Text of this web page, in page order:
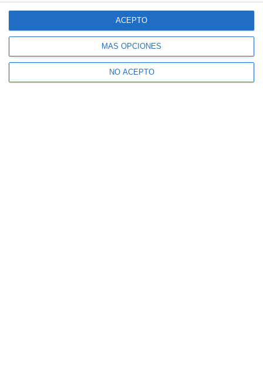
MÁS OPCIONES
NO ACEPTO
ACEPTO